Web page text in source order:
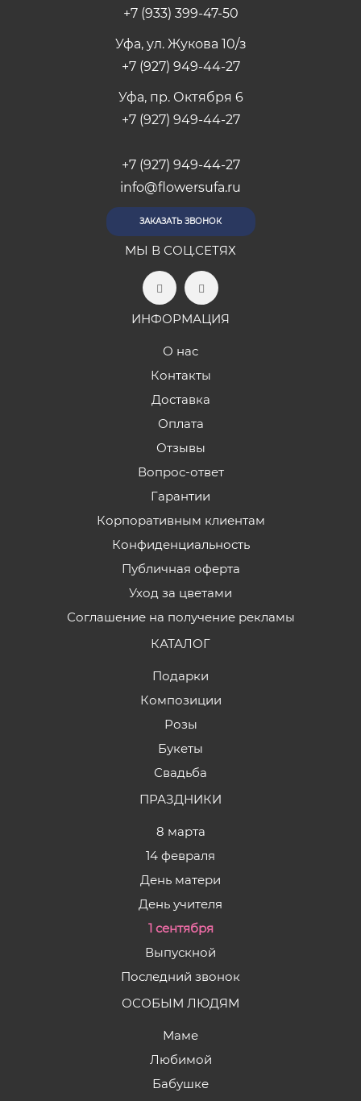
+7 (933) 399-47-50
Уфа, ул. Жукова 10/з
+7 (927) 949-44-27
Уфа, пр. Октября 6
+7 (927) 949-44-27
+7 (927) 949-44-27
info@flowersufa.ru
ЗАКАЗАТЬ ЗВОНОК
МЫ В СОЦ.СЕТЯХ
ИНФОРМАЦИЯ
О нас
Контакты
Доставка
Оплата
Отзывы
Вопрос-ответ
Гарантии
Корпоративным клиентам
Конфиденциальность
Публичная оферта
Уход за цветами
Соглашение на получение рекламы
КАТАЛОГ
Подарки
Композиции
Розы
Букеты
Свадьба
ПРАЗДНИКИ
8 марта
14 февраля
День матери
День учителя
1 сентября
Выпускной
Последний звонок
ОСОБЫМ ЛЮДЯМ
Маме
Любимой
Бабушке